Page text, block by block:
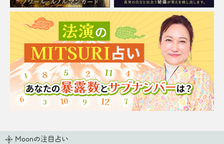
Moonの注目占い